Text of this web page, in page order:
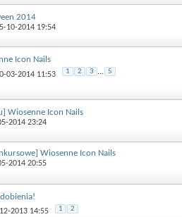
2014
10-2014 19:54
Icon Nails
03-2014 11:53 1 2 3 ... 5
Wiosenne Icon Nails
2014 23:24
Wiosenne Icon Nails
2014 20:55
2013 14:55 1 2